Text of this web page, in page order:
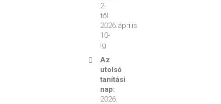
2-
től
2026.április
10-
ig
Az
utolsó
tanítási
nap:
2026.